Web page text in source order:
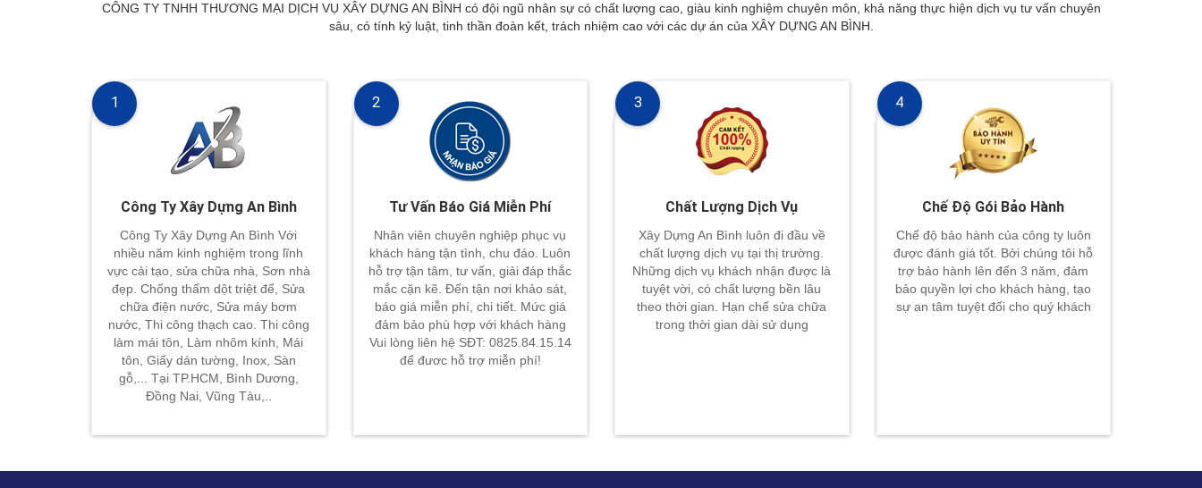
CÔNG TY TNHH THƯƠNG MẠI DỊCH VỤ XÂY DỰNG AN BÌNH có đội ngũ nhân sự có chất lượng cao, giàu kinh nghiệm chuyên môn, khả năng thực hiện dịch vụ tư vấn chuyên
sâu, có tính kỷ luật, tinh thần đoàn kết, trách nhiệm cao với các dự án của XÂY DỰNG AN BÌNH.
Công Ty Xây Dựng An Bình
Công Ty Xây Dựng An Bình Với
nhiều năm kinh nghiệm trong lĩnh
vực cải tạo, sửa chữa nhà, Sơn nhà
đẹp. Chống thấm dột triệt để, Sửa
chữa điện nước, Sửa máy bơm
nước, Thi công thạch cao. Thi công
làm mái tôn, Làm nhôm kính, Mái
tôn, Giấy dán tường, Inox, Sàn
gỗ,... Tại TP.HCM, Bình Dương,
Đồng Nai, Vũng Tàu,..
1
Tư Vấn Báo Giá Miễn Phí
Nhân viên chuyên nghiệp phục vụ
khách hàng tận tình, chu đáo. Luôn
hỗ trợ tận tâm, tư vấn, giải đáp thắc
mắc cặn kẽ. Đến tận nơi khảo sát,
báo giá miễn phí, chi tiết. Mức giá
đảm bảo phù hợp với khách hàng
Vui lòng liên hệ SĐT: 0825.84.15.14
để đươc hỗ trợ miễn phí!
2
Chất Lượng Dịch Vụ
Xây Dựng An Bình luôn đi đầu về
chất lượng dịch vụ tại thị trường.
Những dịch vụ khách nhận được là
tuyệt vời, có chất lượng bền lâu
theo thời gian. Hạn chế sửa chữa
trong thời gian dài sử dụng
3
Chế Độ Gói Bảo Hành
Chế độ bảo hành của công ty luôn
được đánh giá tốt. Bởi chúng tôi hỗ
trợ bảo hành lên đến 3 năm, đảm
bảo quyền lợi cho khách hàng, tạo
sự an tâm tuyệt đối cho quý khách
4